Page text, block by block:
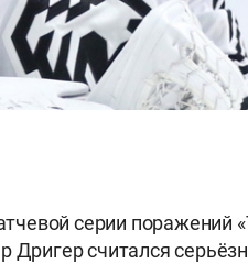
серии поражений
Дригер считался